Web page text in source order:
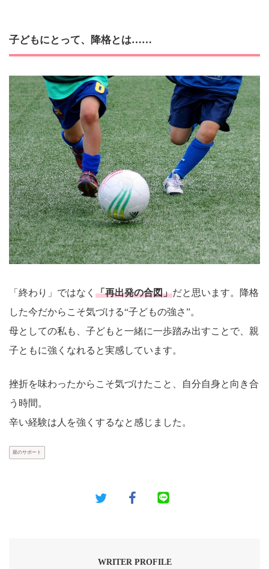
子どもにとって、降格とは……
「終わり」ではなく 「再出発の合図」だと思います。降格
した今だからこそ気づける“子どもの強さ”。
母としての私も、子どもと一緒に一歩踏み出すことで、親
子ともに強くなれると実感しています。
挫折を味わったからこそ気づけたこと、自分自身と向き合
う時間。
辛い経験は人を強くするなと感じました。
親のサポート
WRITER PROFILE